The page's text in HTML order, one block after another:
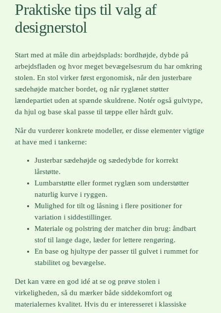
Praktiske tips til valg af
designerstol
Start med at måle din arbejdsplads: bordhøjde, dybde på
arbejdsfladen og hvor meget bevægelsesrum du har omkring
stolen. En stol virker først ergonomisk, når den justerbare
sædehøjde matcher bordet, og når ryglænet støtter
lændepartiet uden at spænde skuldrene. Notér også gulvtype,
da hjul og base skal passe til tæppe eller hårdt gulv.
Når du vurderer konkrete modeller, er disse elementer vigtige
at have med i tankerne:
Justerbar sædehøjde og sædedybde for korrekt
lårstøtte.
Lumbarstøtte eller formet ryglæn som understøtter
naturlig kurve i ryggen.
Mulighed for tilt og låsning i flere positioner for
variation i siddestillinger.
Materiale og polstring der matcher din brug: åndbart
stof til lange dage, læder for lettere rengøring.
En base og hjultype der passer til gulvet i rummet for
stabilitet og bevægelse.
Det kan være en god idé at se og prøve stolen i
virkeligheden, så du mærker både siddekomfort og
materialernes kvalitet. Hvis du er interesseret i klassiske